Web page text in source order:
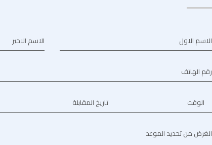
الاسم الاول الاسم الاخير
رقم الهاتف
تاريخ المقابلة الوقت
الغرض من تحديد الموعد